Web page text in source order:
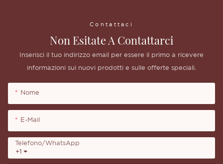
Contattaci
Non Esitate A Contattarci
Inserisci il tuo indirizzo email per essere il primo a ricevere
informazioni sui nuovi prodotti e sulle offerte speciali.
Nome
E-Mail
+1
Telefono/WhatsApp